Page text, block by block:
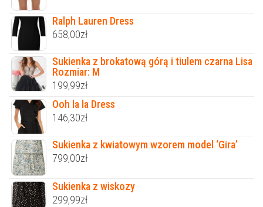
Ralph Lauren Dress
658,00zł
Sukienka z brokatową górą i tiulem czarna Lisa
Rozmiar: M
199,99zł
Ooh la la Dress
146,30zł
Sukienka z kwiatowym wzorem model ‘Gira’
799,00zł
Sukienka z wiskozy
299,99zł